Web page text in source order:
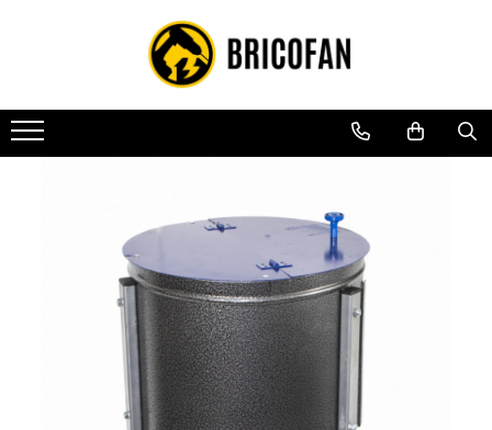
Toate Produsele
Vehicule electrice
Atv
Masini electrice
Piese de schimb vehicule electrice
Scutere electrice
Scutere pe benzina
Tricicluri cargo fara permis